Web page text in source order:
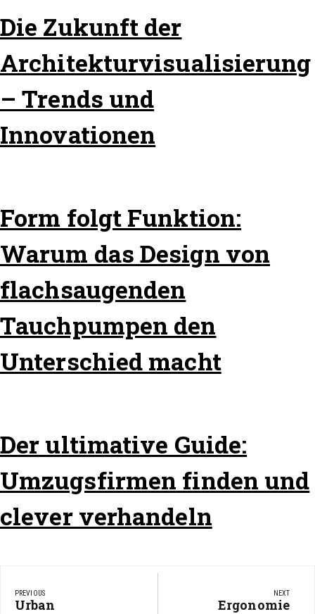
Die Zukunft der
Architekturvisualisierung
– Trends und
Innovationen
Form folgt Funktion:
Warum das Design von
flachsaugenden
Tauchpumpen den
Unterschied macht
Der ultimative Guide:
Umzugsfirmen finden und
clever verhandeln
Beitragsnavigation
PREVIOUS
Previous
Urban
NEXT
Next
Ergonomie